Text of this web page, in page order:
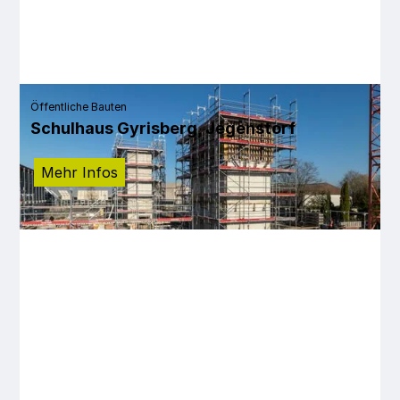
Öffentliche Bauten
Schulhaus Gyrisberg, Jegenstorf
Mehr Infos